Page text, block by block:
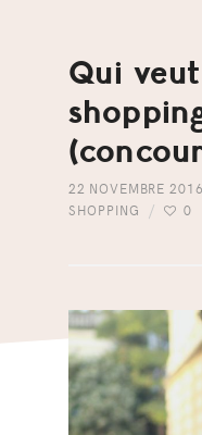
Qui
22 NOVEMBRE 2016
SHOPPING
0